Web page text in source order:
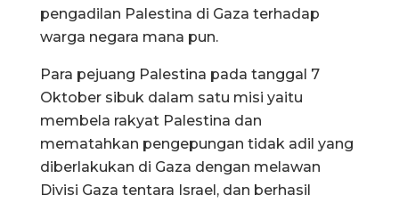
pengadilan Palestina di Gaza terhadap
warga negara mana pun.
Para pejuang Palestina pada tanggal 7
Oktober sibuk dalam satu misi yaitu
membela rakyat Palestina dan
mematahkan pengepungan tidak adil yang
diberlakukan di Gaza dengan melawan
Divisi Gaza tentara Israel, dan berhasil